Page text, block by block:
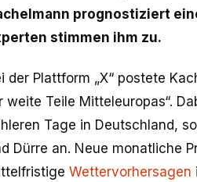
prognostiziert
stimmen ihm zu.
der Plattform „X“ postete
weite Teile Mitteleuropas“.
Tage in Deutschland,
Dürre an. Neue monatliche
Wettervorhersagen